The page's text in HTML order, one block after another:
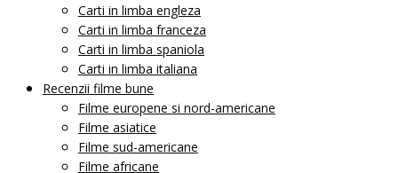
Carti in limba engleza
Carti in limba franceza
Carti in limba spaniola
Carti in limba italiana
Recenzii filme bune
Filme europene si nord-americane
Filme asiatice
Filme sud-americane
Filme africane